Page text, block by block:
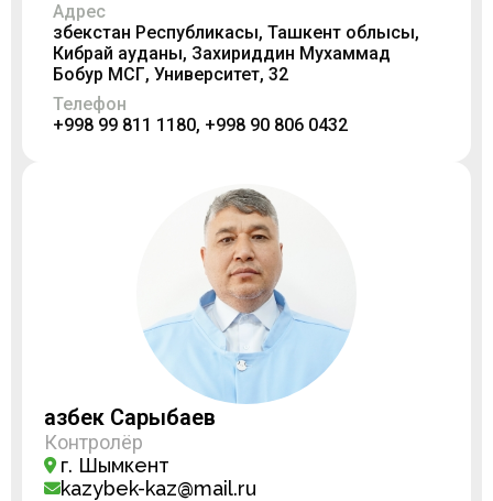
Адрес
Өзбекстан Республикасы, Ташкент облысы,
Кибрай ауданы, Захириддин Мухаммад
Бобур МСГ, Университет, 32
Телефон
+998 99 811 1180, +998 90 806 0432
Қазбек Сарыбаев
Контролёр
г. Шымкент
kazybek-kaz@mail.ru